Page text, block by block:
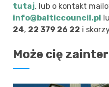
tutaj, lub o kontakt
info@balticcouncil.pl
24, 22 379 26 22 i
Może cię